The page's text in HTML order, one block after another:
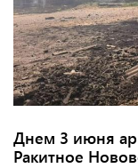
Днем 3 июня
Ракитное